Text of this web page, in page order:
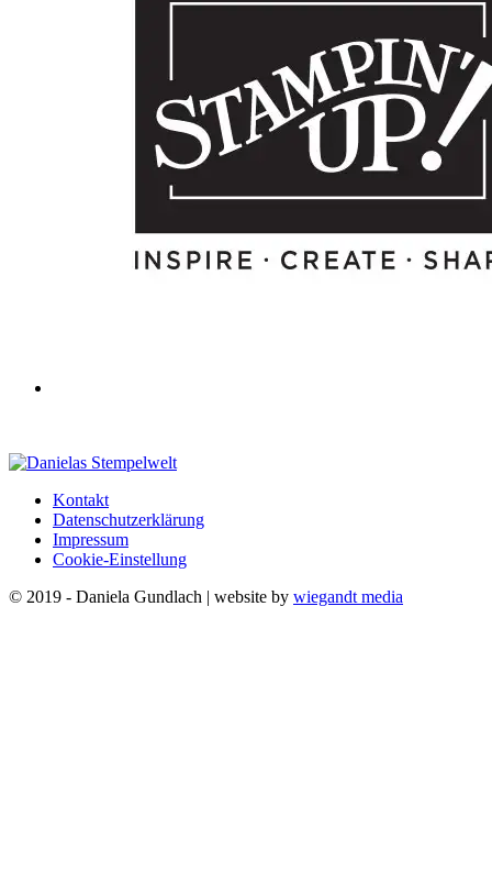
Kontakt
Datenschutzerklärung
Impressum
Cookie-Einstellung
© 2019 - Daniela Gundlach | website by wiegandt media